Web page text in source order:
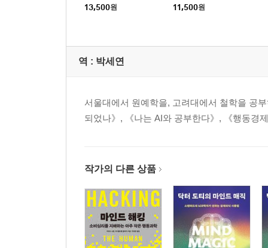
13,500원 11,500원
역 : 박세연
서울대에서 원예학을, 고려대에서 철학을 공
되었나》, 《나는 AI와 공부한다》, 《행동경
작가의 다른 상품